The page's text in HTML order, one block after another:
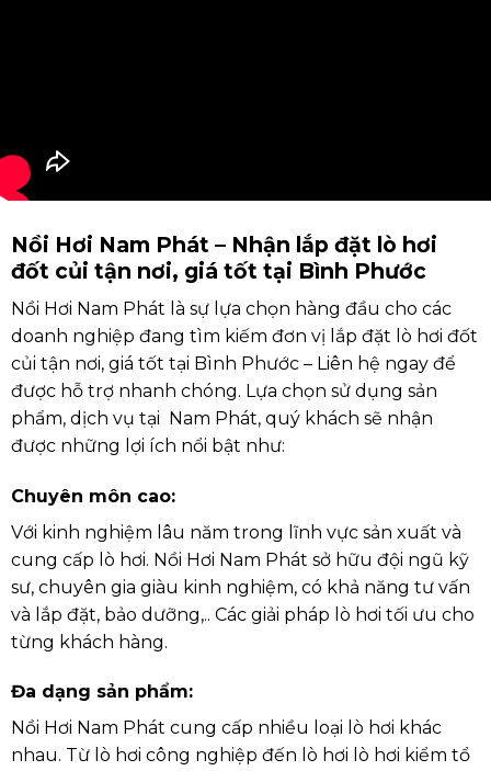
Nồi Hơi Nam Phát – Nhận lắp đặt lò hơi
đốt củi tận nơi, giá tốt tại Bình Phước
Nồi Hơi Nam Phát là sự lựa chọn hàng đầu cho các
doanh nghiệp đang tìm kiếm đơn vị lắp đặt lò hơi đốt
củi tận nơi, giá tốt tại Bình Phước – Liên hệ ngay để
được hỗ trợ nhanh chóng. Lựa chọn sử dụng sản
phẩm, dịch vụ tại Nam Phát, quý khách sẽ nhận
được những lợi ích nổi bật như:
Chuyên môn cao:
Với kinh nghiệm lâu năm trong lĩnh vực sản xuất và
cung cấp lò hơi. Nồi Hơi Nam Phát sở hữu đội ngũ kỹ
sư, chuyên gia giàu kinh nghiệm, có khả năng tư vấn
và lắp đặt, bảo dưỡng,.. Các giải pháp lò hơi tối ưu cho
từng khách hàng.
Đa dạng sản phẩm:
Nồi Hơi Nam Phát cung cấp nhiều loại lò hơi khác
nhau. Từ lò hơi công nghiệp đến lò hơi lò hơi kiểm tổ